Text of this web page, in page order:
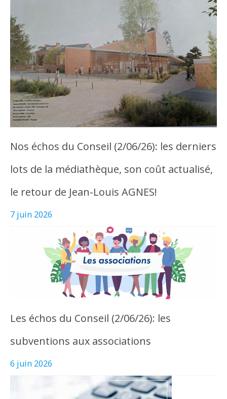
Nos échos du Conseil (2/06/26): les derniers
lots de la médiathèque, son coût actualisé,
le retour de Jean-Louis AGNES!
7 juin 2026
Les échos du Conseil (2/06/26): les
subventions aux associations
6 juin 2026